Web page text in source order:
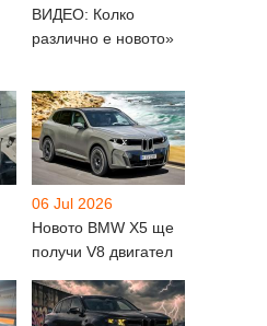
ВИДЕО: Колко
различно е новото»
06 Jul 2026
Новото BMW X5 ще
получи V8 двигател